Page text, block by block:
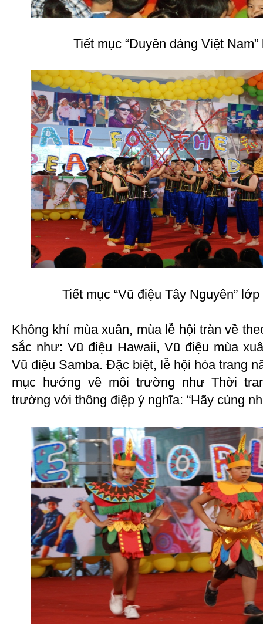
Tiết mục “Duyên dáng Việt
Tiết mục “Vũ điệu Tây Nguyên”
Không khí mùa xuân, mùa lễ hội tràn về
sắc như: Vũ điệu Hawaii, Vũ điệu mùa
Vũ điệu Samba. Đặc biệt, lễ hội hóa trang
mục hướng về môi trường như Thời
trường với thông điệp ý nghĩa: “Hãy cùng